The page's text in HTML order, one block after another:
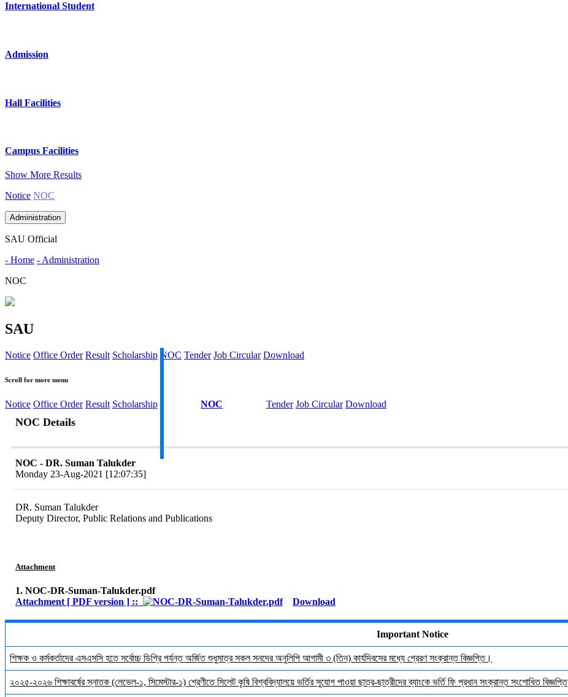
International Student
Admission
Hall Facilities
Campus Facilities
Show More Results
Notice NOC
Administration
SAU Official
- Home - Administration
NOC
SAU
Notice Office Order Result Scholarship NOC Tender Job Circular Download
Scroll for more menu
Notice Office Order Result Scholarship NOC Tender Job Circular Download
NOC Details
NOC - DR. Suman Talukder
Monday 23-Aug-2021 [12:07:35]
DR. Suman Talukder
Deputy Director, Public Relations and Publications
Attachment
1. NOC-DR-Suman-Talukder.pdf
Attachment [ PDF version ] ::
Download
Important Notice
শিক্ষক ও কর্মকর্তাদের এসএসসি হতে সর্বোচ্চ ডিগ্রি পর্যন্ত অর্জিত শুধুমাত্র সকল সনদের অনুলিপি আগামী ৩ (তিন) কার্যদিবসের মধ্যে প্রেরণ সংক্রান্ত বিজ্ঞপ্তি।
২০২৫-২০২৬ শিক্ষাবর্ষের স্নাতক (লেভেল-১, সিমেস্টার-১) শ্রেণীতে সিলেট কৃষি বিশ্ববিদ্যালয়ে ভর্তির সুযোগ পাওয়া ছাত্র-ছাত্রীদের ব্যাংকে ভর্তি ফি প্রধান সংক্রান্ত সংশোধিত বিজ্ঞপ্তি